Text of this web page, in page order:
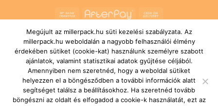
A
a
termékoldalon
választhatók
ki
Bank
AfterPay
Delivery
RÓLUNK
ÁLTALÁNOS SZERZŐDÉSI FELTÉTELEK
SZÁLLÍTÁSI ÉS FIZETÉSI FELTÉTELEK
JOGI NYILATKOZAT
IMPRESSZUM
KAPCSOLAT
ÜGYFÉLSZOLGÁLAT
FELIRATKOZÁS HÍRLEVÉLRE
Copyright 2026 ©MILLERPACK.HUPowered byPrintroom Bt. -
Hungary
Megújult az millerpack.hu süti kezelési szabályzata. Az
millerpack.hu weboldalán a nagyobb felhasználói élmény
érdekében sütiket (cookie-kat) használunk személyre szabott
ajánlatok, valamint statisztikai adatok gyűjtése céljából.
Amennyiben nem szeretnéd, hogy a weboldal sütiket
helyezzen el a böngésződben a további információk alatt
segítséget találsz a beállításokhoz. Ha szeretnéd tovább
böngészni az oldalt és elfogadod a cookie-k használatát, ezt az